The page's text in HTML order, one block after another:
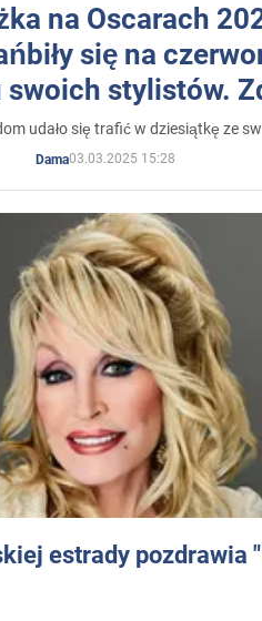
na Oscarach
się na
swoich stylistów.
udało się trafić w dziesiątkę ze
Dama03.03.2025 15:28
estrady pozdrawia